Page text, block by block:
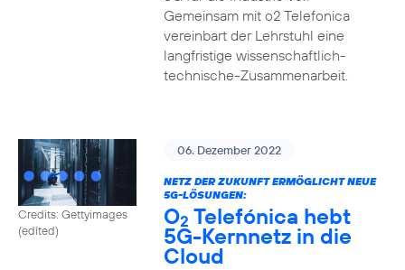
Gemeinsam mit o2 Telefonica
vereinbart der Lehrstuhl eine
langfristige wissenschaftlich-
technische-Zusammenarbeit.
Credits: Gettyimages
(edited)
06. Dezember 2022
NETZ DER ZUKUNFT ERMÖGLICHT NEUE
5G-LÖSUNGEN:
O2 Telefónica hebt
5G-Kernnetz in die
Cloud